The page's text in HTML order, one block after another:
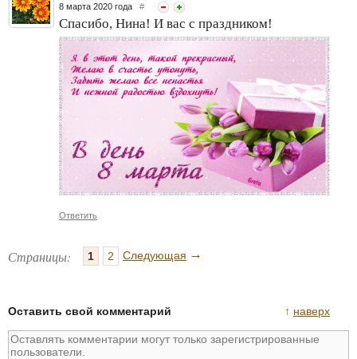
8 марта 2020 года #
Спасибо, Нина! И вас с праздником!
Ответить
Страницы: 1 2 Следующая →
↑ наверх
Оставить свой комментарий